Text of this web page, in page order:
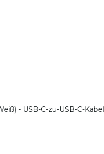
- USB-C-zu-USB-C-Kabel